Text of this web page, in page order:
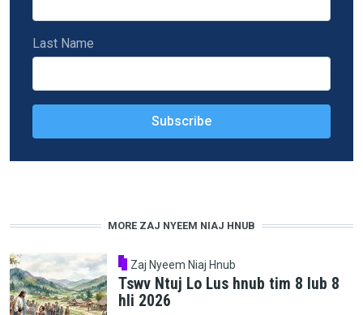
Last Name
MORE ZAJ NYEEM NIAJ HNUB
Zaj Nyeem Niaj Hnub
Tswv Ntuj Lo Lus hnub tim 8 lub 8
hli 2026